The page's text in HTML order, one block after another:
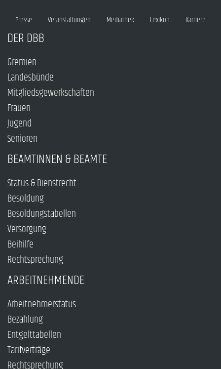
Presse Veranstaltungen Mediathek Lexikon Karriere
DER DBB
Gremien
Landesbünde
Mitgliedsgewerkschaften
Frauen
Jugend
Senioren
BEAMTINNEN & BEAMTE
Status & Dienstrecht
Besoldung
Besoldungstabellen
Versorgung
Beihilfe
Rechtsprechung
ARBEITNEHMENDE
Arbeitnehmerstatus
Bezahlung
Entgelttabellen
Tarifverträge
Rechtsprechung